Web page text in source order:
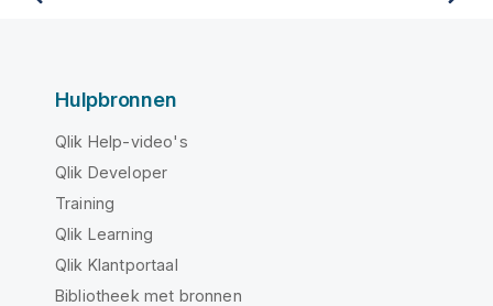
Hulpbronnen
Qlik Help-video's
Qlik Developer
Training
Qlik Learning
Qlik Klantportaal
Bibliotheek met bronnen